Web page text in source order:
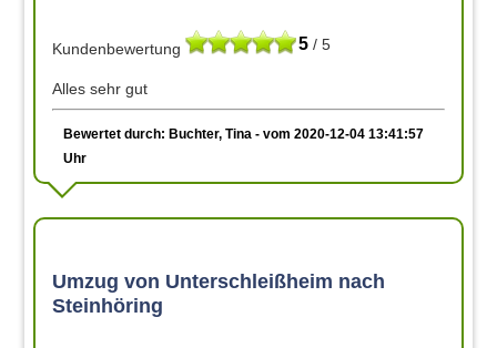
5 / 5
Kundenbewertung
Alles sehr gut
Bewertet durch: Buchter, Tina - vom 2020-12-04 13:41:57
Uhr
Umzug von Unterschleißheim nach
Steinhöring